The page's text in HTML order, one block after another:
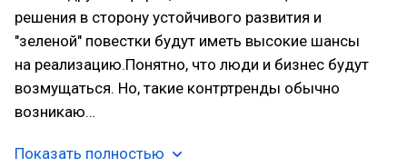
решения в сторону устойчивого развития и
"зеленой" повестки будут иметь высокие шансы
на реализацию.Понятно, что люди и бизнес будут
возмущаться. Но, такие контртренды обычно
возникаю…
Показать полностью